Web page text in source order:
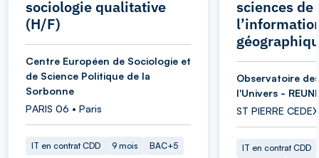
sociologie qualitative
(H/F)
Centre Européen de Sociologie et
de Science Politique de la
Sorbonne
PARIS 06 • Paris
IT en contrat CDD 9 mois BAC+5
sciences de
Observatoire
l'Univers -
ST PIERRE
IT en contrat CDD